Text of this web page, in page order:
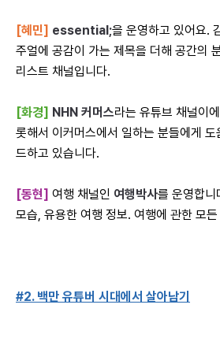
[혜민] essential;을 운영하고 있어요.
주얼에 공감이 가는 제목을 더해 공간의
리스트 채널입니다.
[화경] NHN 커머스라는 유튜브 채널이
롯해서 이커머스에서 일하는 분들에게
드하고 있습니다.
[동현] 여행 채널인 여행박사를 운영합니
모습, 유용한 여행 정보. 여행에 관한 모
#2. 백만 유튜버 시대에서 살아남기